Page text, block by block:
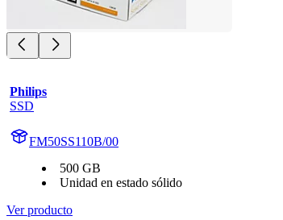
Philips
SSD
FM50SS110B/00
500 GB
Unidad en estado sólido
Ver producto